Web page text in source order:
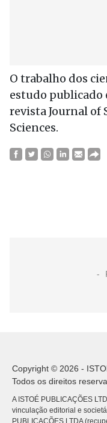
O trabalho dos
estudo publicado
revista Journal of
Sciences.
Copyright © 2026 -
Todos os direitos
A ISTOÉ PUBLICAÇÕES
vinculação editorial e
PUBLICACÕES LTDA